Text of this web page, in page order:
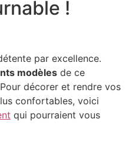
!
par excellence.
modèles de ce
décorer et rendre vos
confortables, voici
qui pourraient vous